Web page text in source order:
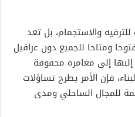
والاستجمام، بل تعد
ومتاحا للجميع دون عراقيل
إلى مغامرة محفوفة
فإن الأمر يطرح تساؤلات
للمجال الساحلي ومدى